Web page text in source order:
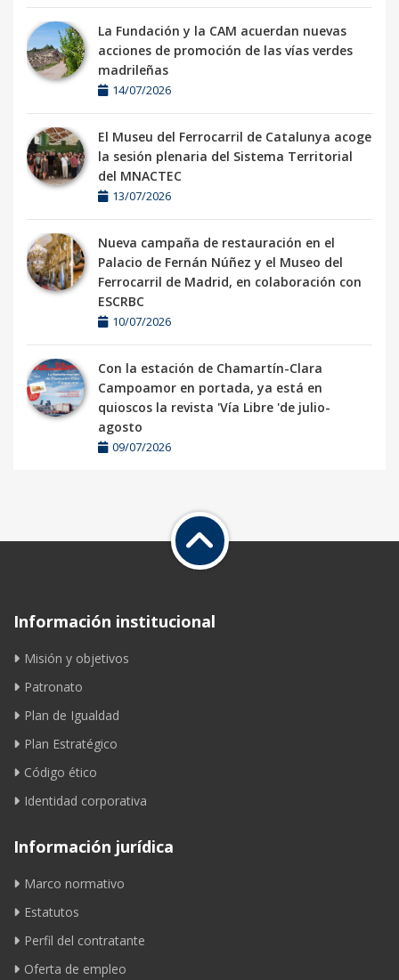
La Fundación y la CAM acuerdan nuevas
acciones de promoción de las vías verdes
madrileñas
14/07/2026
El Museu del Ferrocarril de Catalunya acoge
la sesión plenaria del Sistema Territorial
del MNACTEC
13/07/2026
Nueva campaña de restauración en el
Palacio de Fernán Núñez y el Museo del
Ferrocarril de Madrid, en colaboración con
ESCRBC
10/07/2026
Con la estación de Chamartín-Clara
Campoamor en portada, ya está en
quioscos la revista 'Vía Libre 'de julio-
agosto
09/07/2026
Información institucional
Misión y objetivos
Patronato
Plan de Igualdad
Plan Estratégico
Código ético
Identidad corporativa
Información jurídica
Marco normativo
Estatutos
Perfil del contratante
Oferta de empleo